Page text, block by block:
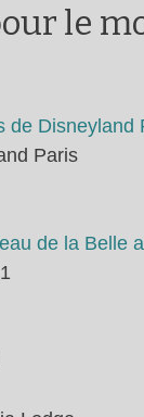
le
de Disneyland
Paris
de la Belle